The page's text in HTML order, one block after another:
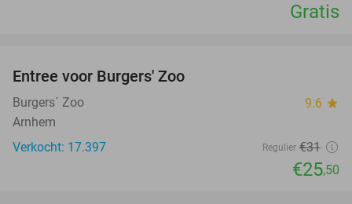
Gratis
Entree voor Burgers' Zoo
Burgers´ Zoo 9.6 star
Arnhem
Verkocht: 17.397
Regulier €31
€25,50